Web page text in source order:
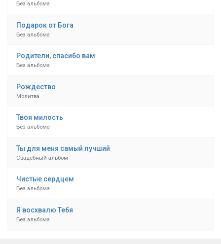
Без альбома
Подарок от Бога
Без альбома
Родители, спасибо вам
Без альбома
Рождество
Молитва
Твоя милость
Без альбома
Ты для меня самый лучший
Свадебный альбом
Чистые сердцем
Без альбома
Я восхвалю Тебя
Без альбома